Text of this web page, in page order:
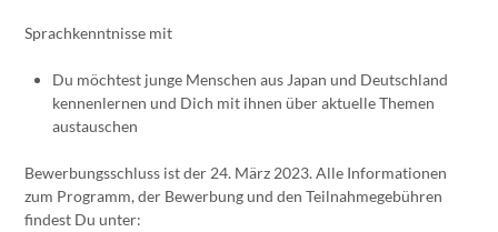
Sprachkenntnisse mit
Du möchtest junge Menschen aus Japan und Deutschland
kennenlernen und Dich mit ihnen über aktuelle Themen
austauschen
Bewerbungsschluss ist der 24. März 2023. Alle Informationen
zum Programm, der Bewerbung und den Teilnahmegebühren
findest Du unter: